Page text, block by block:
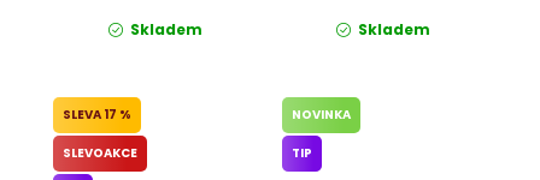
Skladem Skladem
17 %
SLEVOAKCE
NOVINKA
TIP